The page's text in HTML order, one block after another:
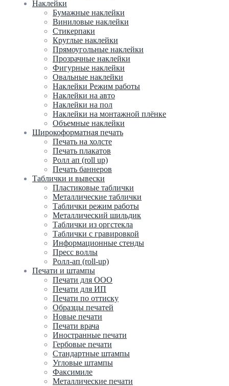
Наклейки
Бумажные наклейки
Виниловые наклейки
Стикерпаки
Круглые наклейки
Прямоугольные наклейки
Прозрачные наклейки
Фигурные наклейки
Овальные наклейки
Наклейки Режим работы
Наклейки на авто
Наклейки на пол
Наклейки на монтажной плёнке
Объемные наклейки
Широкоформатная печать
Печать на холсте
Печать плакатов
Ролл ап (roll up)
Печать баннеров
Таблички и вывески
Пластиковые таблички
Металлические таблички
Таблички режим работы
Металлический шильдик
Таблички из оргстекла
Таблички с гравировкой
Информационные стенды
Пресс воллы
Ролл-ап (roll-up)
Печати и штампы
Печати для ООО
Печати для ИП
Печати по оттиску
Образцы печатей
Новые печати
Печати врача
Иностранные печати
Гербовые печати
Стандартные штампы
Угловые штампы
Факсимиле
Металлические печати